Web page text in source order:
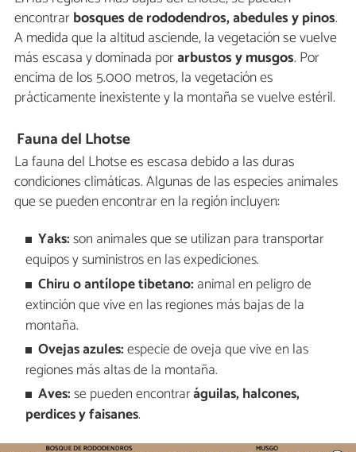
encontrarbosques de rododendros, abedules y pinos.
A medida que la altitud asciende, la vegetación se vuelve
más escasa y dominada porarbustos y musgos. Por
encima de los 5.000 metros, la vegetación es
prácticamente inexistente y la montaña se vuelve estéril.
Fauna del Lhotse
La fauna del Lhotse es escasa debido a las duras
condiciones climáticas. Algunas de las especies animales
que se pueden encontrar en la región incluyen:
Yaks:son animales que se utilizan para transportar
equipos y suministros en las expediciones.
Chiru o antílope tibetano: animal en peligro de
extinción que vive en las regiones más bajas de la
montaña.
Ovejas azules:especie de oveja que vive en las
regiones más altas de la montaña.
Aves:se pueden encontraráguilas, halcones,
perdices y faisanes.